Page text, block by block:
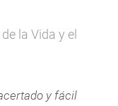
la Vida y el
y fácil